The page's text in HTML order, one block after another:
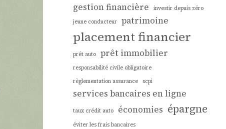
gestion financière
investir depuis zéro
jeune conducteur patrimoine
placement financier
prêt auto prêt immobilier
responsabilité civile obligatoire
règlementation assurance
scpi
services bancaires en ligne
taux crédit auto économies épargne
éviter les frais bancaires